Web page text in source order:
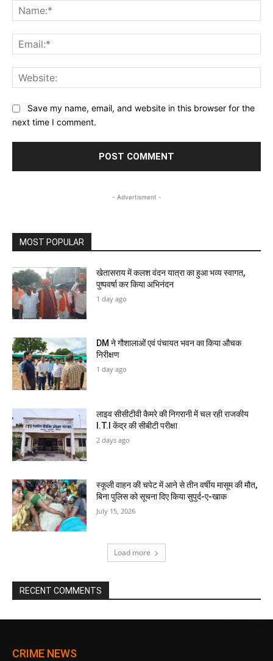
Save my name, email, and website in this browser for the
next time I comment.
- Advertisment -
MOST POPULAR
खेतासराय में कलश वंदन यात्रा का हुआ भव्य स्वागत,
पुष्पवर्षा कर किया अभिनंदन
1 day ago
DM ने गौशालाओं एवं पंचायत भवन का किया औचक
निरीक्षण
1 day ago
लाइव सीसीटीवी कैमरे की निगरानी में चल रही राजकीय
I.T.I केंद्र की सीबीटी परीक्षा
2 days ago
स्कूली वाहन की चपेट में आने से तीन वर्षीय मासूम की मौत,
बिना पुलिस को सूचना दिए किया सुपुर्द-ए-खाक
July 15, 2026
Load more
RECENT COMMENTS
CRIME NEWS